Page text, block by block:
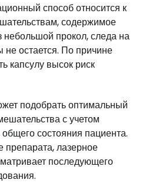
способ относится к
содержимое
небольшой прокол, следа на
остается. По причине
капсулу высок риск
подобрать оптимальный
с учетом
состояния пациента.
лазерное
последующего